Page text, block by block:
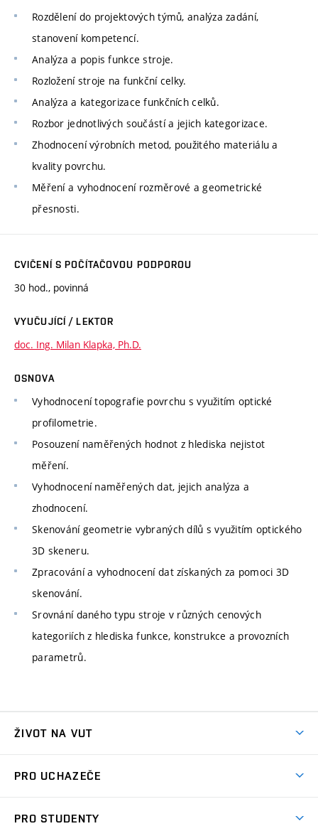
Rozdělení do projektových týmů, analýza zadání,
stanovení kompetencí.
Analýza a popis funkce stroje.
Rozložení stroje na funkční celky.
Analýza a kategorizace funkčních celků.
Rozbor jednotlivých součástí a jejich kategorizace.
Zhodnocení výrobních metod, použitého materiálu a
kvality povrchu.
Měření a vyhodnocení rozměrové a geometrické
přesnosti.
CVIČENÍ S POČÍTAČOVOU PODPOROU
30 hod., povinná
VYUČUJÍCÍ / LEKTOR
doc. Ing. Milan Klapka, Ph.D.
OSNOVA
Vyhodnocení topografie povrchu s využitím optické
profilometrie.
Posouzení naměřených hodnot z hlediska nejistot
měření.
Vyhodnocení naměřených dat, jejich analýza a
zhodnocení.
Skenování geometrie vybraných dílů s využitím optického
3D skeneru.
Zpracování a vyhodnocení dat získaných za pomoci 3D
skenování.
Srovnání daného typu stroje v různých cenových
kategoriích z hlediska funkce, konstrukce a provozních
parametrů.
ŽIVOT NA VUT
Koleje
PRO UCHAZEČE
PRO STUDENTY